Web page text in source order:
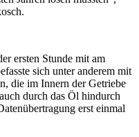
ersten Stunde mit am
sich unter anderem mit
die im Innern der Getriebe
durch das Öl hindurch
erst einmal